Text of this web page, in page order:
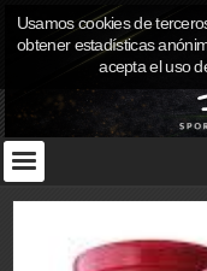
Usamos cookies de
obtener estadísticas
acepta el uso